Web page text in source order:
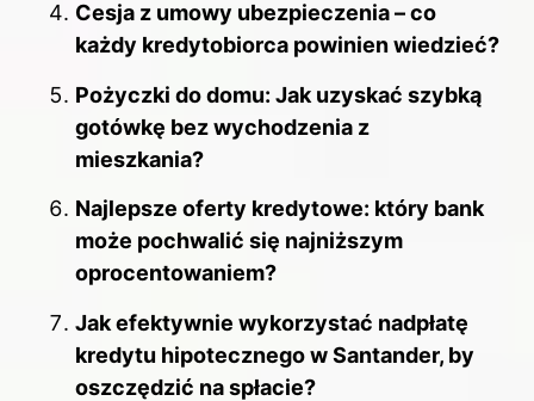
Cesja z umowy ubezpieczenia – co
każdy kredytobiorca powinien wiedzieć?
Pożyczki do domu: Jak uzyskać szybką
gotówkę bez wychodzenia z
mieszkania?
Najlepsze oferty kredytowe: który bank
może pochwalić się najniższym
oprocentowaniem?
Jak efektywnie wykorzystać nadpłatę
kredytu hipotecznego w Santander, by
oszczędzić na spłacie?